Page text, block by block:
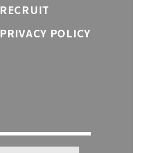
RECRUIT
PRIVACY POLICY